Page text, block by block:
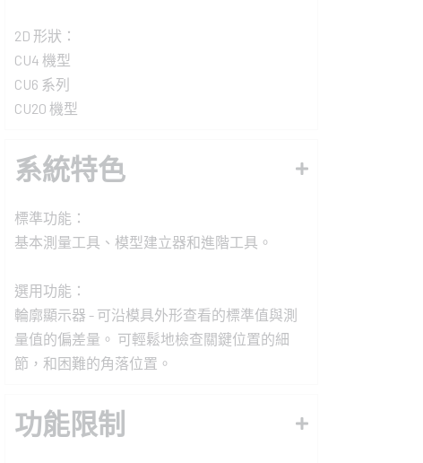
2D 形狀：
CU4 機型
CU6 系列
CU20 機型
系統特色
標準功能：
基本測量工具、模型建立器和進階工具。
選用功能：
輪廓顯示器 - 可沿模具外形查看的標準值與測
量值的偏差量。 可輕鬆地檢查關鍵位置的細
節，和困難的角落位置。
功能限制